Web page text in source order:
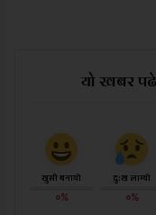
यो खबर
खुसी बनायो
०%
दु:ख लाग्यो
०%